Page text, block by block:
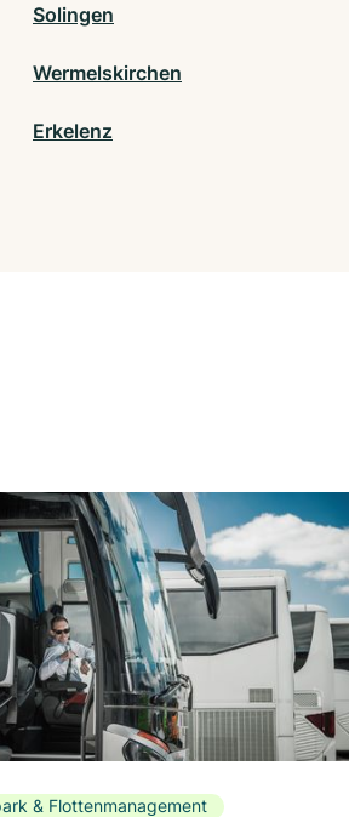
Solingen
Wermelskirchen
Erkelenz
& Flottenmanagement